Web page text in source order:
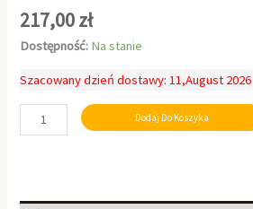
217,00zł
Dostępność: Na stanie
Szacowany dzień dostawy: 11,August 2026
Dodaj Do Koszyka